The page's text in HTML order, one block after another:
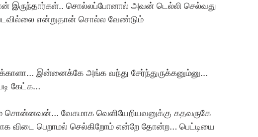
இருந்தார்கள்.. சொல்லப்போனால் அவன் டெல்லி செல்வது
படவில்லை என்றுதான் சொல்ல வேண்டும்
இன்னைக்கே அங்க வந்து சேர்ந்துருக்கனும்னு...
கேட்க…
வேகமாக வெளியேறியவனுக்கு கதவருகே
விடை பெறாமல் செல்கிறோம் என்றே தோன்ற… பெட்டியை